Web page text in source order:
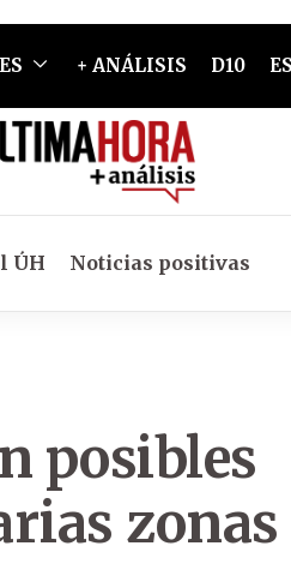
+ ANÁLISIS D10
ÚH Noticias positivas
posibles
zonas